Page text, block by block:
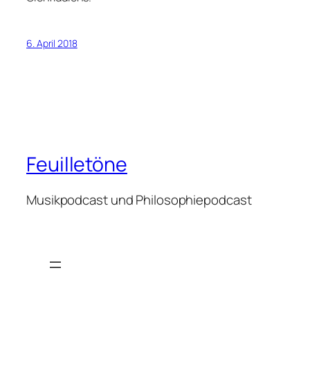
6. April 2018
Feuilletöne
Musikpodcast und Philosophiepodcast